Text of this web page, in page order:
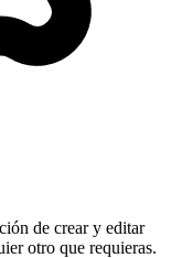
de crear y editar
otro que requieras.